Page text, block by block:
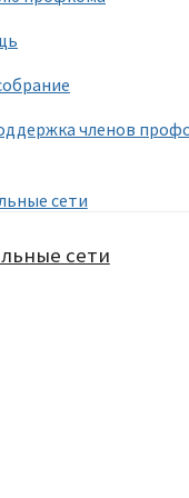
членов
сети